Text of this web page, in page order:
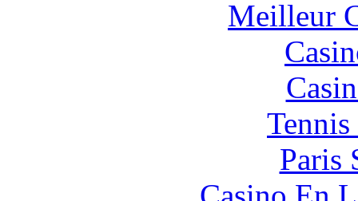
Meilleur
Paris